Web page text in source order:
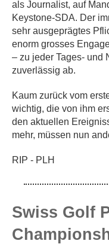
als Journalist, auf
Keystone-SDA. Der
sehr ausgeprägtes
enorm grosses
– zu jeder Tages- und
zuverlässig ab.
Kaum zurück vom
wichtig, die von ihm
den aktuellen
mehr, müssen nun
RIP - PLH
Swiss Golf